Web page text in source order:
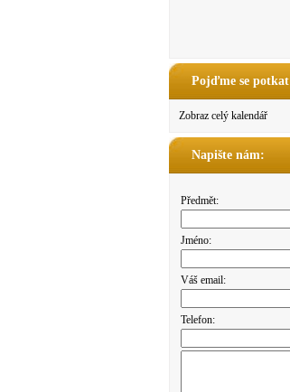
Pojďme se potkat
Zobraz celý kalendář
Napište nám:
Předmět:
Jméno:
Váš email:
Telefon: